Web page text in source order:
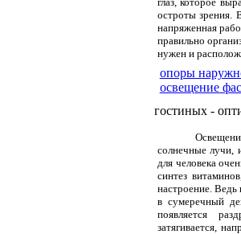
остроты зрения.
напряженная
правильно
нужен и
опоры
освещение
гостиных -
солнечные лучи,
для человека
синтез
настроение. Ведь
в сумеречный
появляется
затягивается,